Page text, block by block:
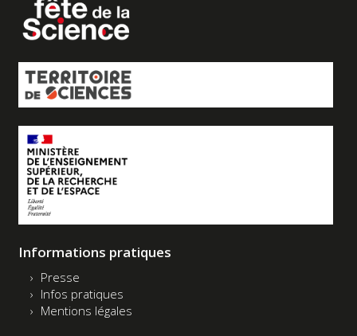
Informations pratiques
Presse
Infos pratiques
Mentions légales